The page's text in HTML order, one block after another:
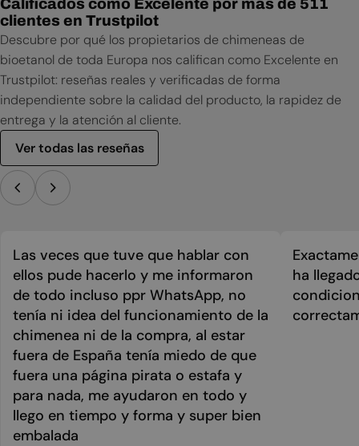
Calificados como Excelente por más de 511
clientes en Trustpilot
Descubre por qué los propietarios de chimeneas de
bioetanol de toda Europa nos califican como Excelente en
Trustpilot: reseñas reales y verificadas de forma
independiente sobre la calidad del producto, la rapidez de
entrega y la atención al cliente.
Ver todas las reseñas
Las veces que tuve que hablar con
ellos pude hacerlo y me informaron
de todo incluso ppr WhatsApp, no
tenía ni idea del funcionamiento de la
chimenea ni de la compra, al estar
fuera de España tenía miedo de que
fuera una página pirata o estafa y
para nada, me ayudaron en todo y
llego en tiempo y forma y super bien
embalada
ha